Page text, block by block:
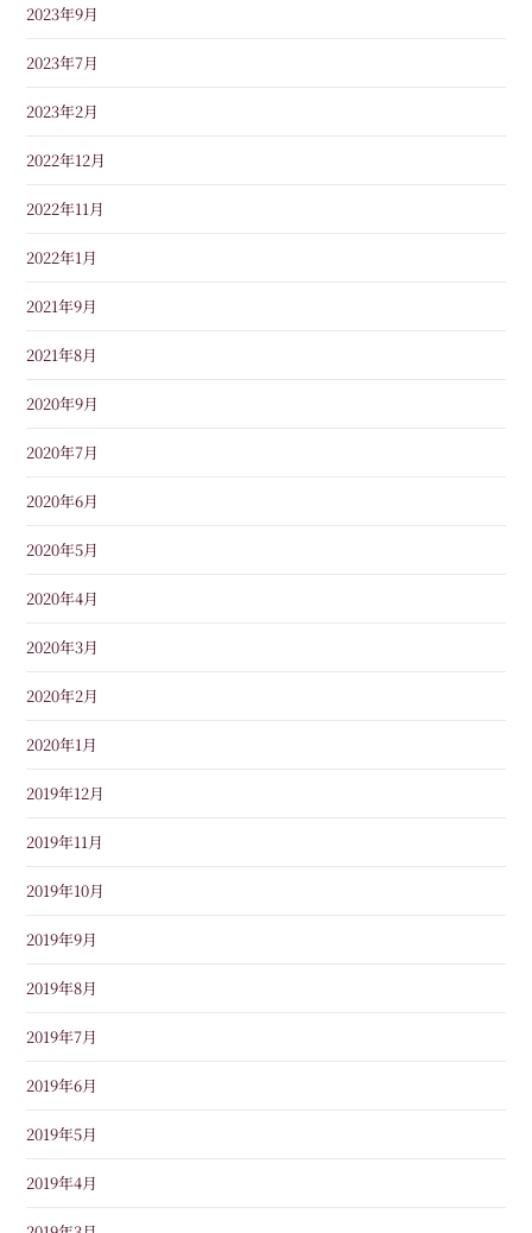
2023年9月
2023年7月
2023年2月
2022年12月
2022年11月
2022年1月
2021年9月
2021年8月
2020年9月
2020年7月
2020年6月
2020年5月
2020年4月
2020年3月
2020年2月
2020年1月
2019年12月
2019年11月
2019年10月
2019年9月
2019年8月
2019年7月
2019年6月
2019年5月
2019年4月